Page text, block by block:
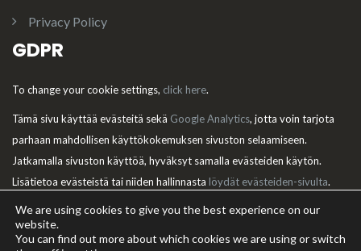
Privacy Policy
GDPR
To change your cookie settings, click here.
Tämä sivu käyttää evästeitä sekä Google Analytics, jotta voin tarjota
parhaan mahdollisen käyttökokemuksen sivuston selaamiseen.
Jatkamalla sivuston käyttöä, hyväksyt samalla evästeiden käytön.
Lisätietoa evästeistä tai niiden hallinnasta löydät evästeiden-sivulta.
We are using cookies to give you the best experience on our
website.
You can find out more about which cookies we are using or switch